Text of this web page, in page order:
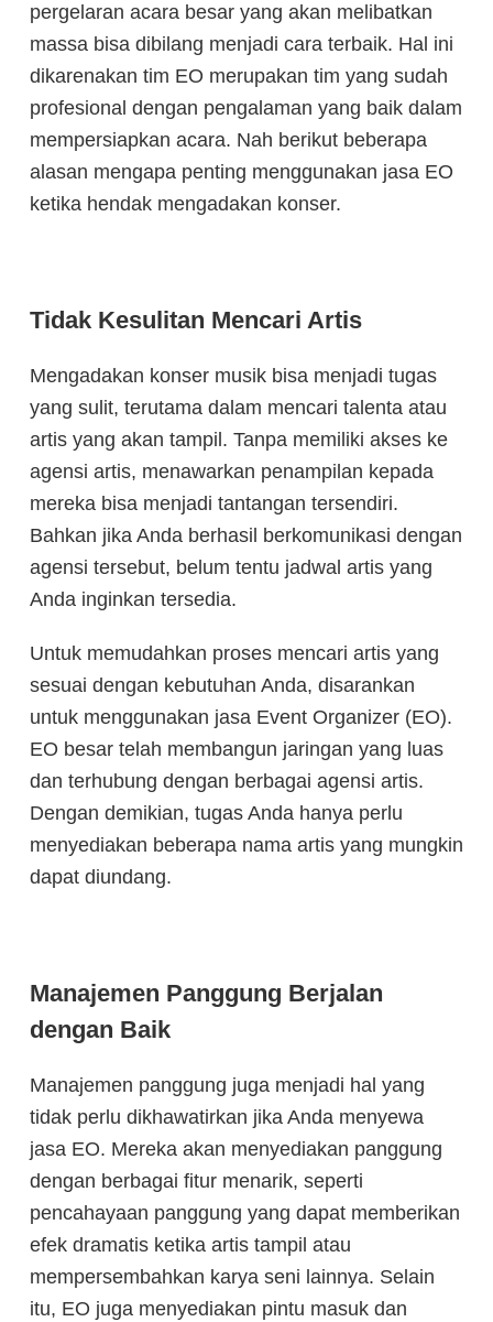
pergelaran acara besar yang akan melibatkan
massa bisa dibilang menjadi cara terbaik. Hal ini
dikarenakan tim EO merupakan tim yang sudah
profesional dengan pengalaman yang baik dalam
mempersiapkan acara. Nah berikut beberapa
alasan mengapa penting menggunakan jasa EO
ketika hendak mengadakan konser.
Tidak Kesulitan Mencari Artis
Mengadakan konser musik bisa menjadi tugas
yang sulit, terutama dalam mencari talenta atau
artis yang akan tampil. Tanpa memiliki akses ke
agensi artis, menawarkan penampilan kepada
mereka bisa menjadi tantangan tersendiri.
Bahkan jika Anda berhasil berkomunikasi dengan
agensi tersebut, belum tentu jadwal artis yang
Anda inginkan tersedia.
Untuk memudahkan proses mencari artis yang
sesuai dengan kebutuhan Anda, disarankan
untuk menggunakan jasa Event Organizer (EO).
EO besar telah membangun jaringan yang luas
dan terhubung dengan berbagai agensi artis.
Dengan demikian, tugas Anda hanya perlu
menyediakan beberapa nama artis yang mungkin
dapat diundang.
Manajemen Panggung Berjalan
dengan Baik
Manajemen panggung juga menjadi hal yang
tidak perlu dikhawatirkan jika Anda menyewa
jasa EO. Mereka akan menyediakan panggung
dengan berbagai fitur menarik, seperti
pencahayaan panggung yang dapat memberikan
efek dramatis ketika artis tampil atau
mempersembahkan karya seni lainnya. Selain
itu, EO juga menyediakan pintu masuk dan